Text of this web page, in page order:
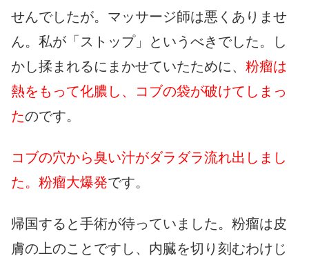
せんでしたが。マッサージ師は悪くありませ
ん。私が「ストップ」というべきでした。し
かし揉まれるにまかせていたために、 粉瘤は
熱をもって化膿し、コブの袋が破けてしまっ
たのです。
コブの穴から臭い汁がダラダラ流れ出しまし
た。粉瘤大爆発です。
帰国すると手術が待っていました。粉瘤は皮
膚の上のことですし、内臓を切り刻むわけじ